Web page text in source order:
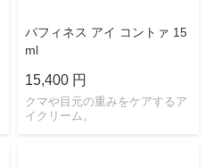
パフィネス アイ コントァ 15
ml
15,400 円
クマや目元の重みをケアするア
イクリーム。